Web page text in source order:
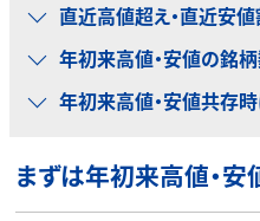
直近高値超え・直近安
年初来高値・安値の銘
年初来高値・安値共存
まずは年初来高値・